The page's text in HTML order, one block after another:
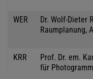
WER
Dr. Wolf-Dieter
Raumplanung,
KRR
Prof. Dr. em.
für